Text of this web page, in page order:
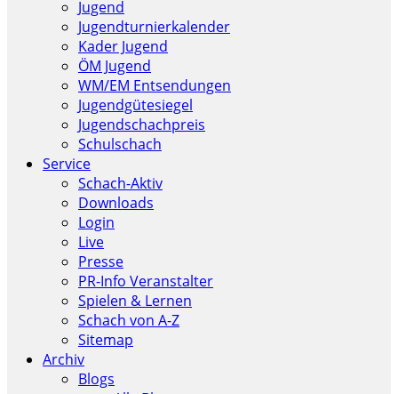
Jugend
Jugendturnierkalender
Kader Jugend
ÖM Jugend
WM/EM Entsendungen
Jugendgütesiegel
Jugendschachpreis
Schulschach
Service
Schach-Aktiv
Downloads
Login
Live
Presse
PR-Info Veranstalter
Spielen & Lernen
Schach von A-Z
Sitemap
Archiv
Blogs